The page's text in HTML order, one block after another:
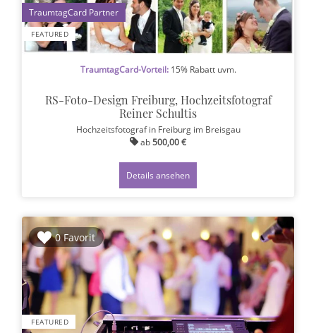
FEATURED
1
TraumtagCard-Vorteil:15% Rabatt uvm.
RS-Foto-Design Freiburg, Hochzeitsfotograf
Reiner Schultis
Hochzeitsfotografin Freiburg im Breisgau
ab500,00 €
Details ansehen
0 Favorit
FEATURED